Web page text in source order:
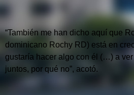
“También me han dicho aquí que
dominicano Rochy RD) está en
gustaría hacer algo con él (…) a
juntos, por qué no”, acotó.